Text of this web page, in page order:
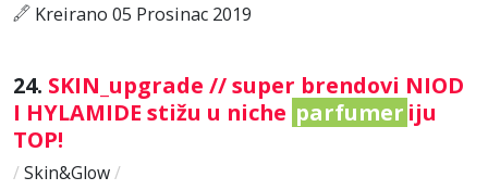
Kreirano 05 Prosinac 2019
24. SKIN_upgrade // super brendovi NIOD
I HYLAMIDE stižu u niche parfumer iju
TOP!
/ Skin&Glow/